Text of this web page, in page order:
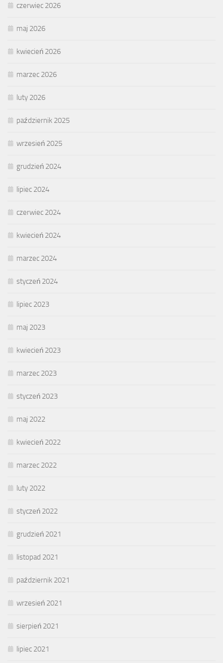
czerwiec 2026
maj 2026
kwiecień 2026
marzec 2026
luty 2026
październik 2025
wrzesień 2025
grudzień 2024
lipiec 2024
czerwiec 2024
kwiecień 2024
marzec 2024
styczeń 2024
lipiec 2023
maj 2023
kwiecień 2023
marzec 2023
styczeń 2023
maj 2022
kwiecień 2022
marzec 2022
luty 2022
styczeń 2022
grudzień 2021
listopad 2021
październik 2021
wrzesień 2021
sierpień 2021
lipiec 2021